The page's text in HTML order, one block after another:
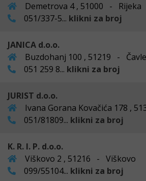
Demetrova 4 , 51000 - Rijeka
051/337-5... klikni za broj
JANICA d.o.o.
Buzdohanj 100 , 51219 - Čavle
051 259 8... klikni za broj
JURIST d.o.o.
Ivana Gorana Kovačića 178 ,
051/81809... klikni za broj
K. R. I. P. d.o.o.
Viškovo 2 , 51216 - Viškovo
099/55104... klikni za broj